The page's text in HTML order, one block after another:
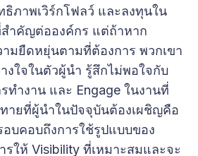
ธิภาพเวิร์กโฟลว์ และลงทุนใน
ำคัญต่อองค์กร แต่ถ้าหาก
มยืดหยุ่นตามที่ต้องการ พวกเขา
งใจในตัวผู้นำ รู้สึกไม่พอใจกับ
ทำงาน และ Engage ในงานที่
ายที่ผู้นำในปัจจุบันต้องเผชิญคือ
บคอบถึงการใช้รูปแบบของ
ให้ Visibility ที่เหมาะสมและจะ